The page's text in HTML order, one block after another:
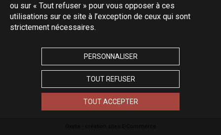
ou sur « Tout refuser » pour vous opposer à ces
utilisations sur ce site à l’exception de ceux qui sont
strictement nécessaires.
PERSONNALISER
TOUT REFUSER
TOUT ACCEPTER